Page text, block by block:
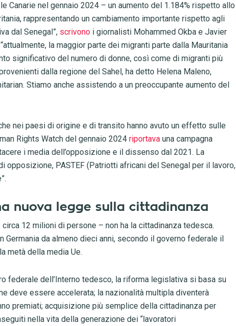
Canarie nel gennaio 2024 – un aumento del 1.184% rispetto allo
rappresentando un cambiamento importante rispetto agli
dal Senegal”, scrivono i giornalisti Mohammed Okba e Javier
la maggior parte dei migranti parte dalla Mauritania
significativo del numero di donne, così come di migranti più
dalla regione del Sahel, ha detto Helena Maleno,
Stiamo anche assistendo a un preoccupante aumento del
nei paesi di origine e di transito hanno avuto un effetto sulle
Rights Watch del gennaio 2024 riportava una campagna
i media dell’opposizione e il dissenso dal 2021. La
PASTEF (Patriotti africani del Senegal per il lavoro,
nuova legge sulla cittadinanza
12 milioni di persone – non ha la cittadinanza tedesca.
Germania da almeno dieci anni, secondo il governo federale il
metà della media Ue.
federale dell’Interno tedesco, la riforma legislativa si basa su
deve essere accelerata; la nazionalità multipla diventerà
premiati; acquisizione più semplice della cittadinanza per
nella vita della generazione dei “lavoratori